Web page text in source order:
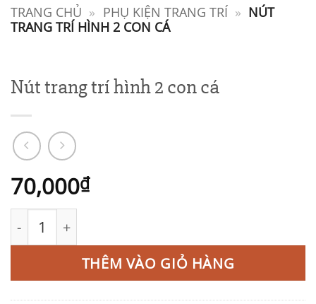
TRANG CHỦ » PHỤ KIỆN TRANG TRÍ » NÚT
TRANG TRÍ HÌNH 2 CON CÁ
Nút trang trí hình 2 con cá
70,000₫
Nút trang trí hình 2 con cá số lượng
THÊM VÀO GIỎ HÀNG